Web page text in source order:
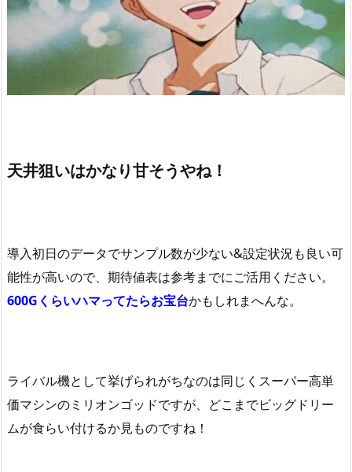
天井狙いはかなり甘そうやね！
導入初日のデータでサンプル数が少ない&設定状況も良い可
能性が高いので、期待値表は参考までにご活用ください。
600Gくらいハマってたらお宝台かもしれまへんな。
ライバル機として挙げられがちなのは同じくスーパー高単
価マシンのミリオンゴッドですが、どこまでビッグドリー
ムが食らい付けるか見ものですね！